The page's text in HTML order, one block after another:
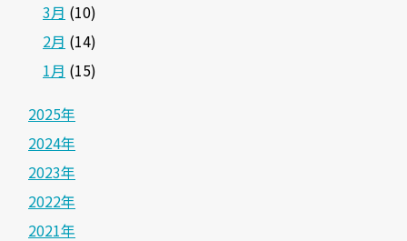
3月 (10)
2月 (14)
1月 (15)
2025年
2024年
2023年
2022年
2021年